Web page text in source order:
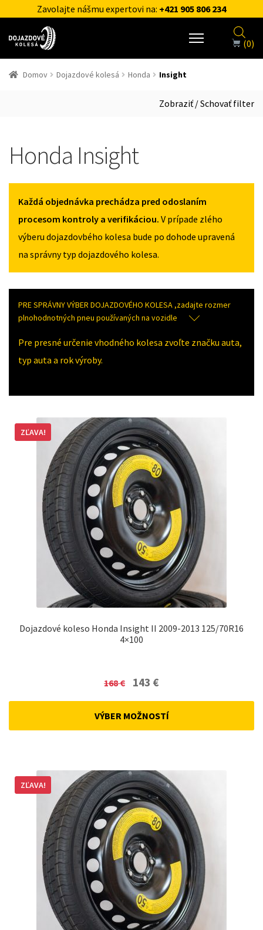
Zavolajte nášmu expertovi na: +421 905 806 234
(0)
Domov Dojazdové kolesá Honda Insight
Zobraziť / Schovať filter
Honda Insight
Každá objednávka prechádza pred odoslaním
procesom kontroly a verifikáciou. V prípade zlého
výberu dojazdovbého kolesa bude po dohode upravená
na správny typ dojazdového kolesa.
PRE SPRÁVNY VÝBER DOJAZDOVÉHO KOLESA ,zadajte rozmer
plnohodnotných pneu používaných na vozidle
Pre presné určenie vhodného kolesa zvoľte značku auta,
typ auta a rok výroby.
Dojazdové koleso Honda Insight II 2009-2013 125/70R16
4×100
ZĽAVA!
168€
Original
was:
143 €Current
VÝBER MOŽNOSTÍ
ZĽAVA!